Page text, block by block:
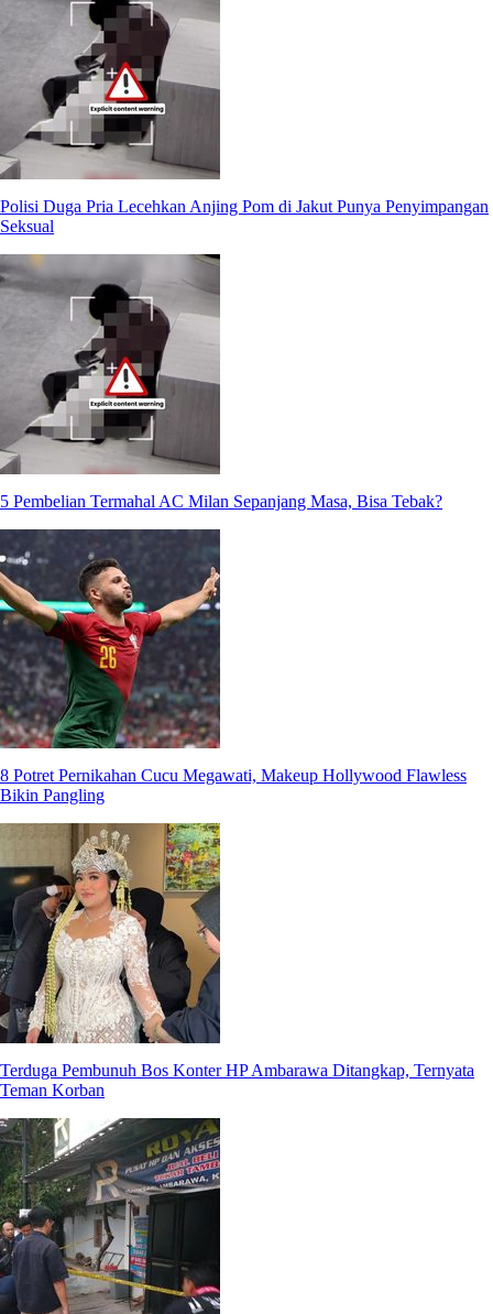
Polisi Duga Pria Lecehkan Anjing Pom di Jakut Punya Penyimpangan
Seksual
5 Pembelian Termahal AC Milan Sepanjang Masa, Bisa Tebak?
8 Potret Pernikahan Cucu Megawati, Makeup Hollywood Flawless
Bikin Pangling
Terduga Pembunuh Bos Konter HP Ambarawa Ditangkap, Ternyata
Teman Korban